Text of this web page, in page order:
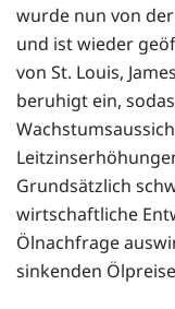
wurde nun von
und ist wieder
von St. Louis,
beruhigt ein,
Grundsätzlich
wirtschaftliche
Ölnachfrage
sinkenden